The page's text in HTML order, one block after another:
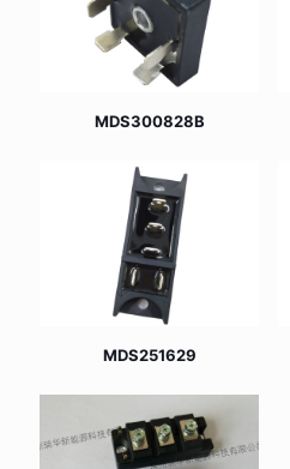
MDS300828B
MDS251629